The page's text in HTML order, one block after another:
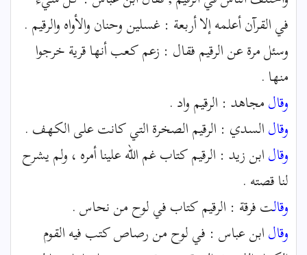
في القرآن أعلمه إلا أربعة : غسلين وحنان والأواه والرقيم .
وسئل مرة عن الرقيم فقال : زعم كعب أنها قرية خرجوا
منها .
وقالمجاهد : الرقيم واد .
وقالالسدي : الرقيم الصخرة التي كانت على الكهف .
وقالابن زيد : الرقيم كتاب غم الله علينا أمره ، ولم يشرح
لنا قصته .
وقالت فرقة : الرقيم كتاب في لوح من نحاس .
وقالابن عباس : في لوح من رصاص كتب فيه القوم